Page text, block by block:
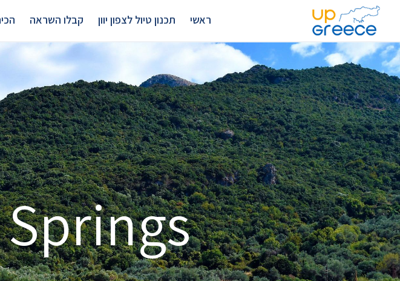
ראשי תכנון טיול לצפון יוון קבלו השראה